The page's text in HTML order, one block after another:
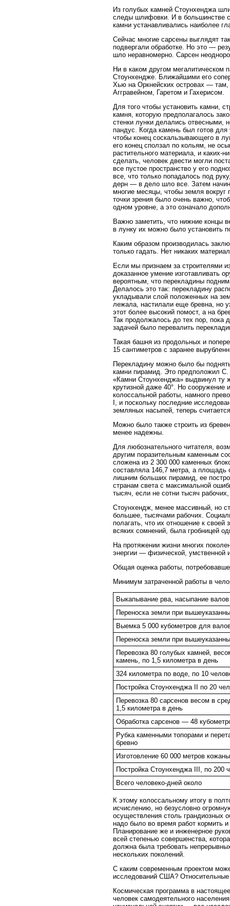
Из голубых камней Стоунхенджа
следы шлифовки. И в большинстве
камни устанавливались наиболее
Сейчас многие сарсены выглядят
подвергали обработке. Но это —
шло неравномерно. Сарсен
Ни в каком другом мегалитическом
Стоунхендже. Ближайшими его
Хью на Оркнейских островах — там,
Аггравейном, Гаретом и Гахерисом.
Для того чтобы установить камни,
камня, которую предполагалось
стенки лунки делались отвесными,
пандус. Когда камень был готов
чтобы конец соскальзывающего в
его конец сползал по кольям, не
растительного материала, и каких-
сделать, человек двести могли
все пустое пространство у его
все, что только попадалось под
дерн — в дело шло все. Затем
многие месяцы, чтобы земля вокруг
точки зрения было очень важно,
одном уровне, а это означало
Важно заметить, что нижние концы
в лунку их можно было установить
Каким образом производилась
только гадать. Нет никаких
Если мы признаем за строителями
доказанное умение изготавливать
вероятным, что перекладины
Делалось это так: перекладину
укладывали слой положенных на
лежала, настилали еще бревна, но
этот более высокий помост, а на
Так продолжалось до тех пор, пока
задачей было перевалить
Такая башня из продольных и
15 сантиметров с заранее
Перекладину можно было бы
камни пирамид. Это предположил С.
«Камни Стоунхенджа» выдвинул ту
крутизной даже 40°. Но сооружение
колоссальной работы, намного
I, и поскольку последние
земляных насыпей, теперь
Можно было также строить из
менее надежны.
Для любознательного читателя,
другим поразительным каменным
сложена из 2 300 000 каменных
составляла 146,7 метра, а
лишним больших пирамид, ее
странам света с максимальной
тысяч, если не сотни тысяч
Стоунхендж, менее массивный, но
большее, тысячами рабочих.
полагать, что их отношение к
всяких сомнений, была гробницей
На протяжении жизни многих
энергии — физической, умственной
Общая оценка работы,
Минимум затраченной работы в
Выкапывание рва, насыпание
Переноска земли при
Выемка 5 000 кубометров для
Переноска земли при
Перевозка 80 голубых камней,
камень, по 1,5 километра в день
324 километра по воде, по 10
Постройка Стоунхенджа II по 20
Перевозка 80 сарсенов весом в
1,5 километра в день
Обработка сарсенов — 48
Рубка каменными топорами и
бревно
Изготовление 60 000 метров
Постройка Стоунхенджа III, по 200
Всего человеко-дней около
К этому колоссальному итогу в
исчислению, но безусловно
осуществления столь грандиозных
надо было во время работ кормить
Планирование же и инженерное
всей степенью совершенства,
должна была требовать
нескольких поколений.
С каким современным проектом
исследований США? Относительные
Космическая программа в
человек самодеятельного